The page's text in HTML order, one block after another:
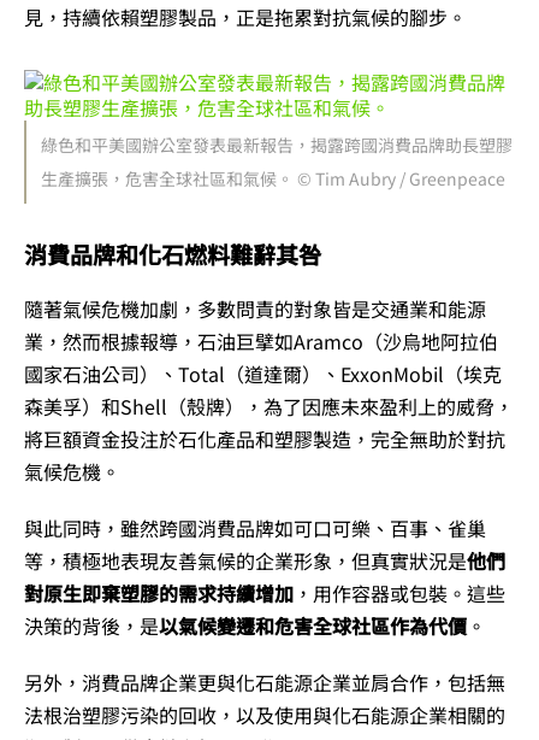
見，持續依賴塑膠製品，正是拖累對抗氣候的腳步。
綠色和平美國辦公室發表最新報告，揭露跨國消費品牌助長塑膠
生產擴張，危害全球社區和氣候。 © Tim Aubry / Greenpeace
消費品牌和化石燃料難辭其咎
隨著氣候危機加劇，多數問責的對象皆是交通業和能源
業，然而根據報導，石油巨擘如Aramco（沙烏地阿拉伯
國家石油公司）、Total（道達爾）、ExxonMobil（埃克
森美孚）和Shell（殼牌），為了因應未來盈利上的威脅，
將巨額資金投注於石化產品和塑膠製造，完全無助於對抗
氣候危機。
與此同時，雖然跨國消費品牌如可口可樂、百事、雀巢
等，積極地表現友善氣候的企業形象，但真實狀況是他們
對原生即棄塑膠的需求持續增加 ，用作容器或包裝。這些
決策的背後，是以氣候變遷和危害全球社區作為代價 。
另外，消費品牌企業更與化石能源企業並肩合作，包括無
法根治塑膠污染的回收，以及使用與化石能源企業相關的